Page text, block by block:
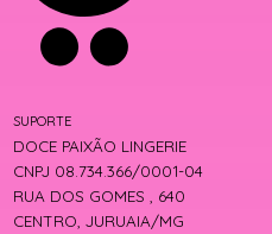
SUPORTE
DOCE PAIXÃO LINGERIE
CNPJ 08.734.366/0001-04
RUA DOS GOMES , 640
CENTRO, JURUAIA/MG